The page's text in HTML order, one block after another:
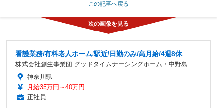
この記事へ戻る
看護業務/有料老人ホーム/駅近/日勤のみ/高月給/4週8休
株式会社創生事業団 グッドタイムナーシングホーム・中野島
神奈川県
月給35万円～40万円
正社員